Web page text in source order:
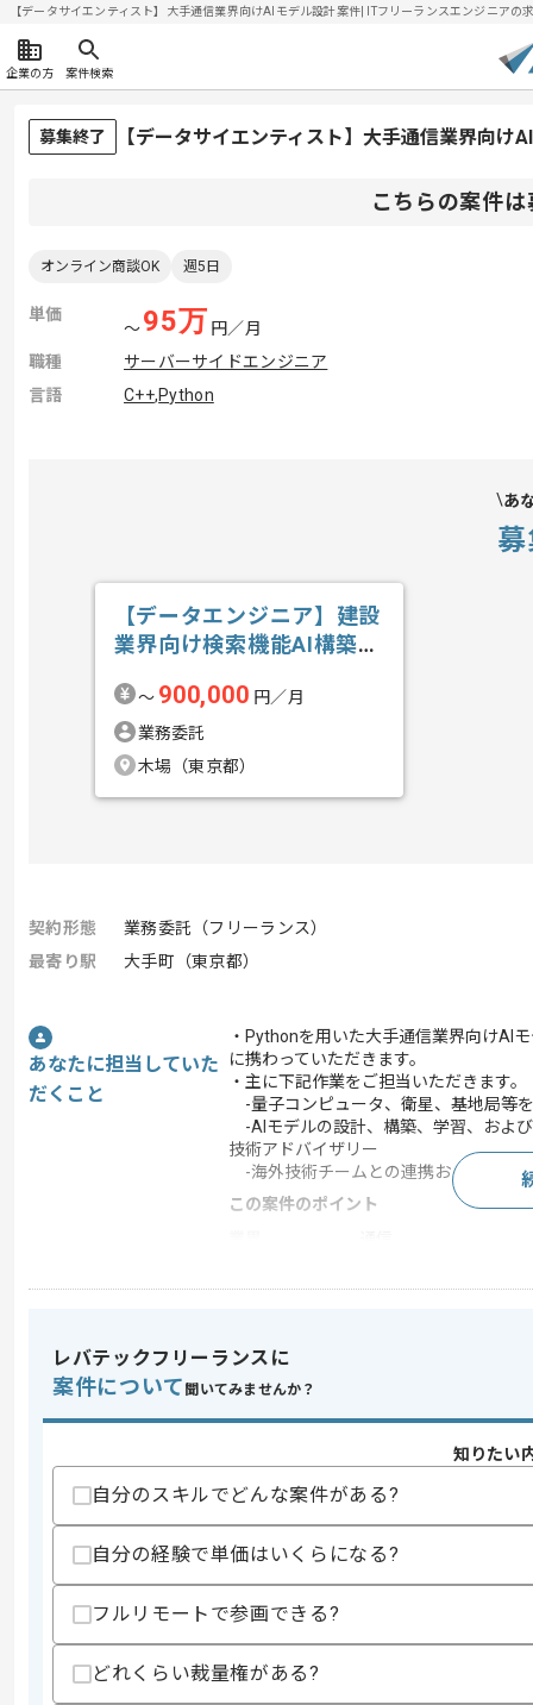
【データサイエンティスト】大手通信業界向けAIモデル設計案件| ITフリーランスエンジニア
企業の方 案件検索
募集終了 【データサイエンティスト】大手通信業界向け
こちらの案件
オンライン商談OK 週5日
単価
〜95万 円／月
職種
サーバーサイドエンジニア
言語
C++,Python
あ
【データエンジニア】建設
業界向け検索機能AI構築の
〜 900,000 円／月
業務委託
木場（東京都）
契約形態
業務委託（フリーランス）
最寄り駅
大手町（東京都）
あなたに担当していた
だくこと
・Pythonを用いた大手通信業界向けAI
に携わっていただきます。
・主に下記作業をご担当いただきます。
-量子コンピュータ、衛星、基地局等
-AIモデルの設計、構築、学習、およ
技術アドバイザリー
-海外技術チームとの連携および最新
この案件のポイント
求めるスキル
・Python、C++、Julia等のプログラミ
・機械学習、深層学習、自然言語処理
・TensorFlow、PyTorch、Scikit-learn
歓迎スキル
・エッジAI、通信制御、数学、統計学
・ビジネスレベルの英語力
上記に似た経験やスキルをお持ちであれば申
レバテックフリーランスに
案件について 聞いてみませんか？
知りたい
自分のスキルでどんな案件がある?
自分の経験で単価はいくらになる?
フルリモートで参画できる?
どれくらい裁量権がある?